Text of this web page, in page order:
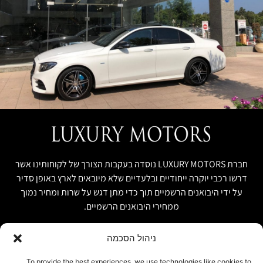
ניהול הסכמה
חברת LUXURY MOTORS נוסדה בעקבות הצורך של לקוחותינו אשר
דרשו רכבי יוקרה ייחודיים ובלעדיים שלא מיובאים לארץ באופן סדיר
על ידי היבואנים הרשמיים תוך כדי מתן דגש על שרות ומחיר נמוך
ממחירי היבואנים הרשמיים.